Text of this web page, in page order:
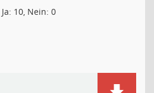
Ja: 10, Nein: 0